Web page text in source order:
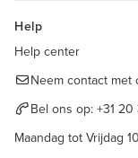
Help
Help center
Neem contact met
Bel ons op: +31
Maandag tot Vrijdag